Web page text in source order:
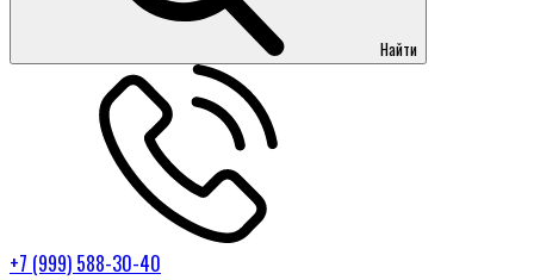
Найти
+7 (999) 588-30-40